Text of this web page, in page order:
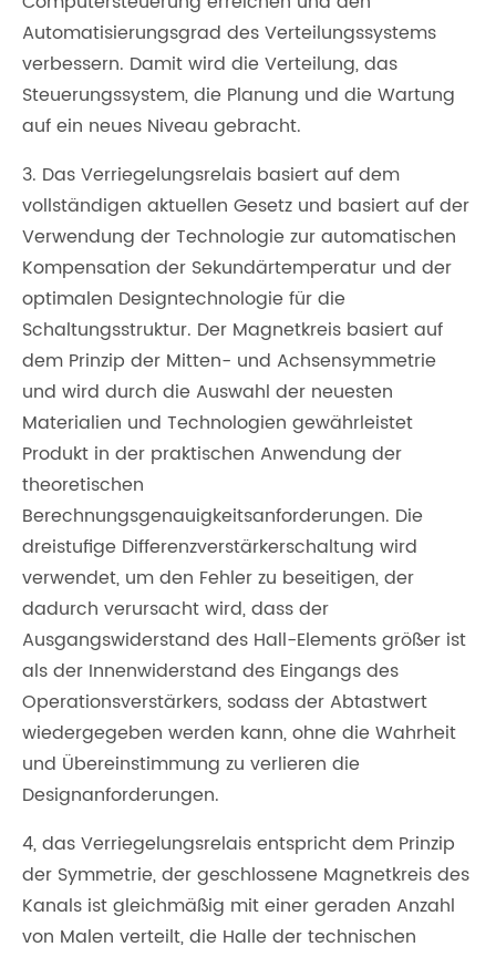
Automatisierungsgrad des Verteilungssystems
verbessern. Damit wird die Verteilung, das
Steuerungssystem, die Planung und die Wartung
auf ein neues Niveau gebracht.
3. Das Verriegelungsrelais basiert auf dem
vollständigen aktuellen Gesetz und basiert auf der
Verwendung der Technologie zur automatischen
Kompensation der Sekundärtemperatur und der
optimalen Designtechnologie für die
Schaltungsstruktur. Der Magnetkreis basiert auf
dem Prinzip der Mitten- und Achsensymmetrie
und wird durch die Auswahl der neuesten
Materialien und Technologien gewährleistet
Produkt in der praktischen Anwendung der
theoretischen
Berechnungsgenauigkeitsanforderungen. Die
dreistufige Differenzverstärkerschaltung wird
verwendet, um den Fehler zu beseitigen, der
dadurch verursacht wird, dass der
Ausgangswiderstand des Hall-Elements größer ist
als der Innenwiderstand des Eingangs des
Operationsverstärkers, sodass der Abtastwert
wiedergegeben werden kann, ohne die Wahrheit
und Übereinstimmung zu verlieren die
Designanforderungen.
4, das Verriegelungsrelais entspricht dem Prinzip
der Symmetrie, der geschlossene Magnetkreis des
Kanals ist gleichmäßig mit einer geraden Anzahl
von Malen verteilt, die Halle der technischen